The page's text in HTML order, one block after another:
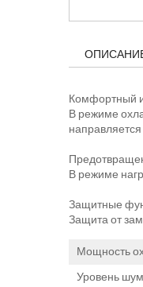
Комфортный
В режиме
В режиме
Защитные
Защита от
Мощность
Уровень